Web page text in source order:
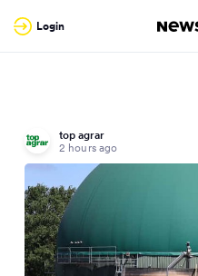
Login
top agrar
2 hours ago